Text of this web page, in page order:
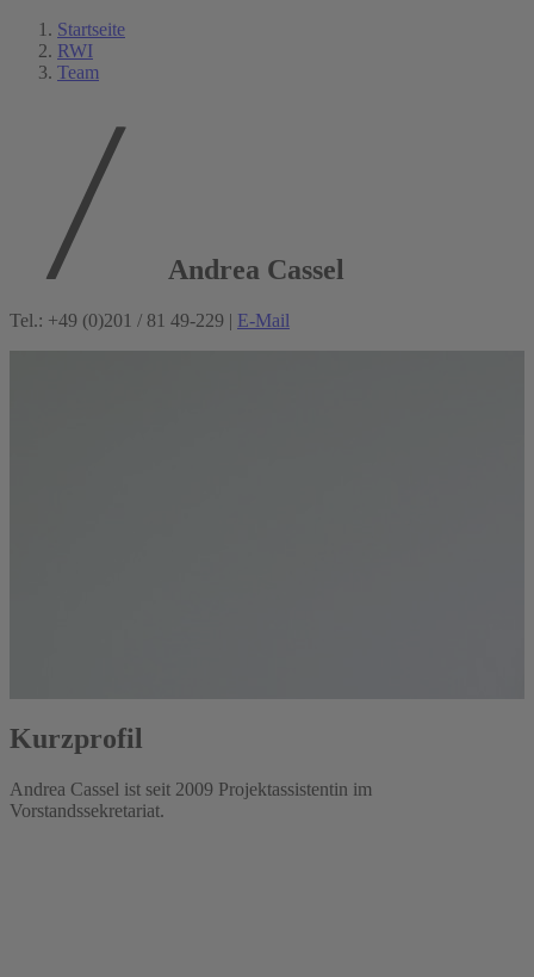
Startseite
RWI
Team
Andrea Cassel
Tel.: +49 (0)201 / 81 49-229 | E-Mail
Kurzprofil
Andrea Cassel ist seit 2009 Projektassistentin im
Vorstandssekretariat.